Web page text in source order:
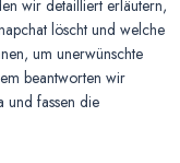
wir detailliert erläutern,
löscht und welche
um unerwünschte
beantworten wir
und fassen die